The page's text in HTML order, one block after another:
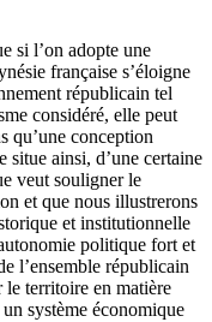
si l’on adopte une
française s’éloigne
républicain tel
considéré, elle peut
qu’une conception
situe ainsi, d’une certaine
veut souligner le
et que nous illustrerons
et institutionnelle
politique fort et
l’ensemble républicain
le territoire en matière
système économique